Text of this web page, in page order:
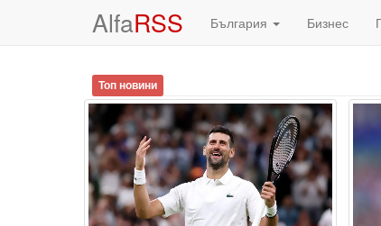
AlfaRSS България Бизнес
Топ новини